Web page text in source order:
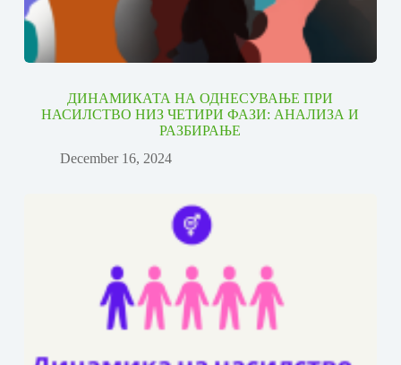
ДИНАМИКАТА НА ОДНЕСУВАЊЕ ПРИ
НАСИЛСТВО НИЗ ЧЕТИРИ ФАЗИ: АНАЛИЗА И
РАЗБИРАЊЕ
December 16, 2024